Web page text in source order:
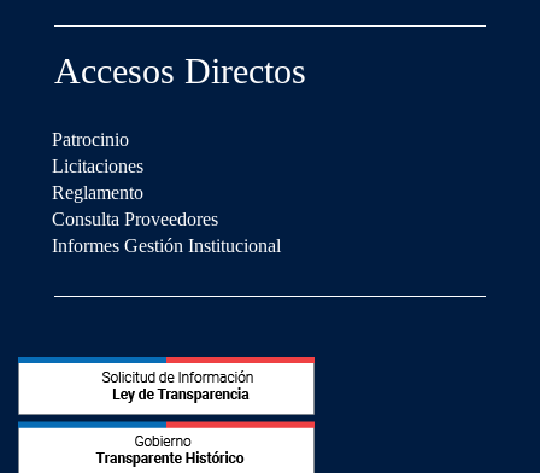
Accesos Directos
Patrocinio
Licitaciones
Reglamento
Consulta Proveedores
Informes Gestión Institucional